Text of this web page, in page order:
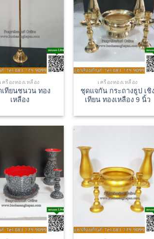
เครื่องทองเหลือง
เทียนชนวน ทอง
เหลือง
เครื่องทองเหลือง
ชุดแจกัน กระถางธูป เชิง
เทียน ทองเหลือง 9 นิ้ว